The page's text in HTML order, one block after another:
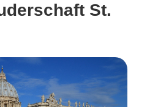
St.